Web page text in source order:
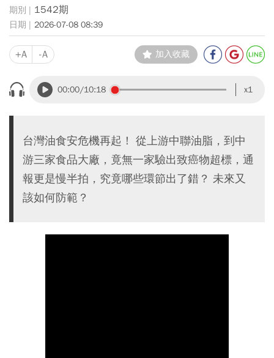
1542期
2026-07-08 08:39
+A -A 加入收藏
00:00/10:18 x1
台灣油食安危機再起！ 從上游中聯油脂，到中
游三家食品大廠，竟無一家驗出致癌物超標，通
報更是慢半拍，究竟哪些環節出了錯？ 未來又
該如何防範？